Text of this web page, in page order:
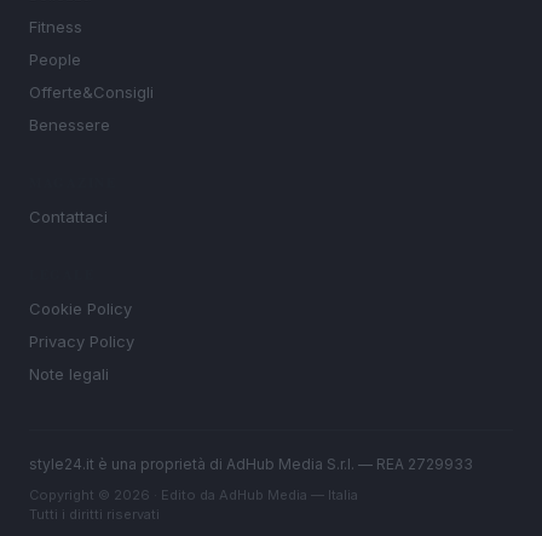
Fitness
People
Offerte&Consigli
Benessere
Contattaci
Cookie Policy
Privacy Policy
Note legali
style24.it è una proprietà di AdHub Media S.r.l. — REA 2729933
Copyright © 2026 · Edito da AdHub Media — Italia
Tutti i diritti riservati